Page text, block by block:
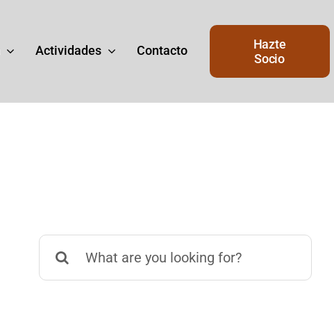
Ateneo.
Actividades Contacto
Hazte
Socio
Buscar: